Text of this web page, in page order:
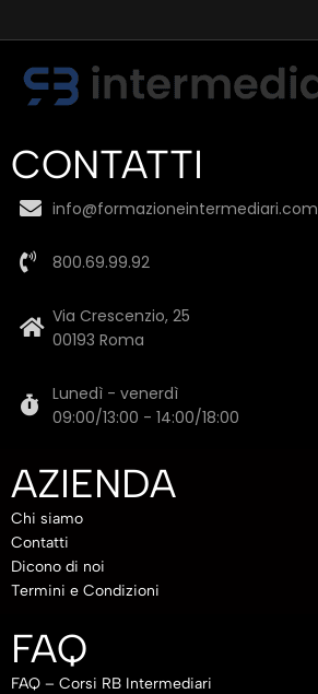
CONTATTI
info@formazioneintermediari.com
800.69.99.92
Via Crescenzio, 25
00193 Roma
Lunedì - venerdì
09:00/13:00 - 14:00/18:00
AZIENDA
Chi siamo
Contatti
Dicono di noi
Termini e Condizioni
FAQ
FAQ – Corsi RB Intermediari